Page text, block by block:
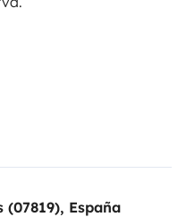
(07819), España